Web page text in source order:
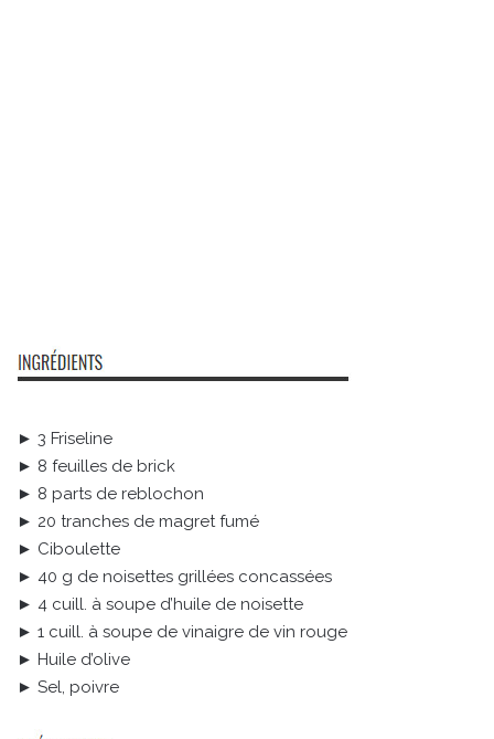
► 3 Friseline
► 8 feuilles de brick
► 8 parts de reblochon
► 20 tranches de magret fumé
► Ciboulette
► 40 g de noisettes grillées concassées
► 4 cuill. à soupe d’huile de noisette
► 1 cuill. à soupe de vinaigre de vin rouge
► Huile d’olive
► Sel, poivre